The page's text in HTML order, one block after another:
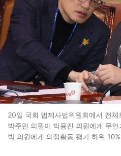
20일 국회 법제사법위원회에서 전
박주민 의원이 박용진 의원에게 무
박 의원에게 의정활동 평가 하위